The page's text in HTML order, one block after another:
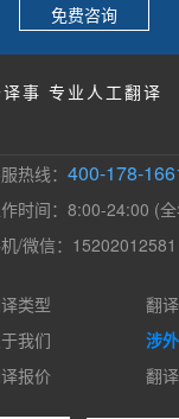
免费咨询
事 专业人工翻译
热线：400-178-
时间：8:00-24:00 (
/微信：15202012581
类型
翻
我们
涉
报价
翻